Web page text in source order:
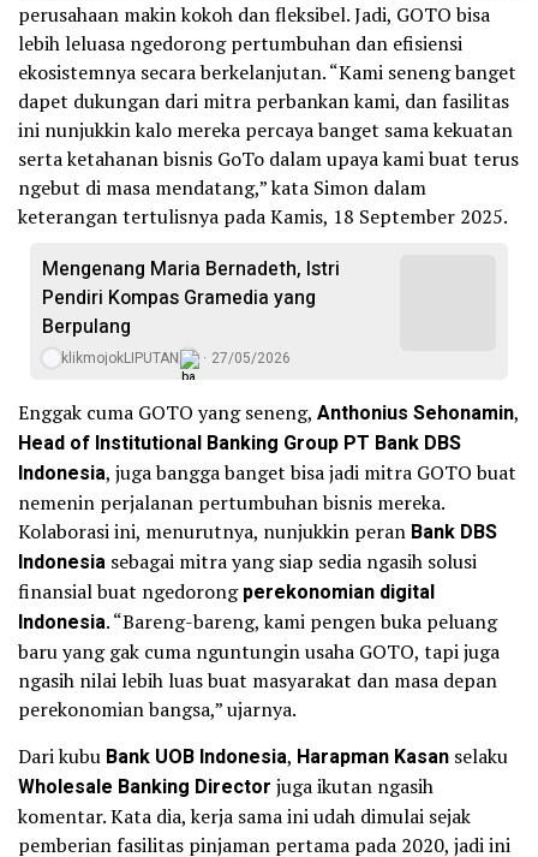
perusahaan makin kokoh dan fleksibel. Jadi, GOTO bisa
lebih leluasa ngedorong pertumbuhan dan efisiensi
ekosistemnya secara berkelanjutan. “Kami seneng banget
dapet dukungan dari mitra perbankan kami, dan fasilitas
ini nunjukkin kalo mereka percaya banget sama kekuatan
serta ketahanan bisnis GoTo dalam upaya kami buat terus
ngebut di masa mendatang,” kata Simon dalam
keterangan tertulisnya pada Kamis, 18 September 2025.
Mengenang Maria Bernadeth, Istri
Pendiri Kompas Gramedia yang
Berpulang
klikmojokLIPUTAN 27/05/2026
Enggak cuma GOTO yang seneng, Anthonius Sehonamin,
Head of Institutional Banking Group PT Bank DBS
Indonesia, juga bangga banget bisa jadi mitra GOTO buat
nemenin perjalanan pertumbuhan bisnis mereka.
Kolaborasi ini, menurutnya, nunjukkin peran Bank DBS
Indonesia sebagai mitra yang siap sedia ngasih solusi
finansial buat ngedorongperekonomian digital
Indonesia. “Bareng-bareng, kami pengen buka peluang
baru yang gak cuma nguntungin usaha GOTO, tapi juga
ngasih nilai lebih luas buat masyarakat dan masa depan
perekonomian bangsa,” ujarnya.
Dari kubu Bank UOB Indonesia, Harapman Kasan selaku
Wholesale Banking Director juga ikutan ngasih
komentar. Kata dia, kerja sama ini udah dimulai sejak
pemberian fasilitas pinjaman pertama pada 2020, jadi ini